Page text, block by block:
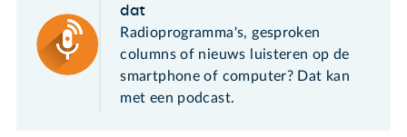
dat
Radioprogramma's, gesproken
columns of nieuws luisteren op de
smartphone of computer? Dat kan
met een podcast.